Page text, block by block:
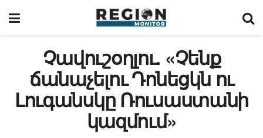
Չավուշօղլու. «Չենք
ճանաչելու Դոնեցկն ու
Լուգանսկը Ռուսաստանի
կազմում»